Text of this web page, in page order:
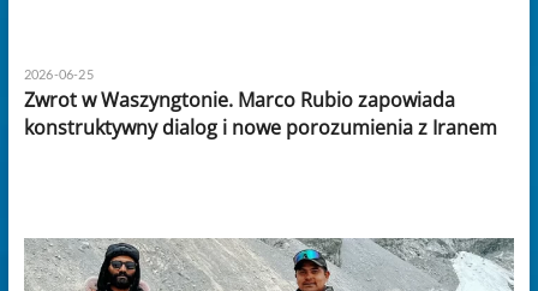
2026-06-25
Zwrot w Waszyngtonie. Marco Rubio zapowiada
konstruktywny dialog i nowe porozumienia z Iranem